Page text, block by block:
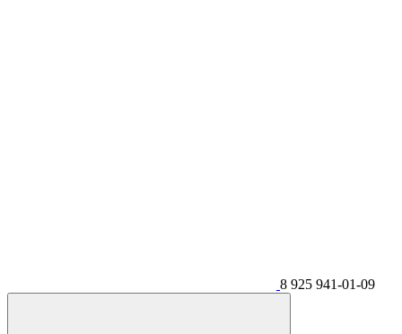
8 925 941-01-09